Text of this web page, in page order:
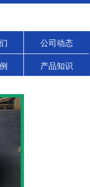
公司动态
产品知识